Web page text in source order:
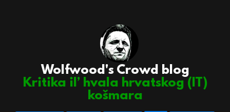
Wolfwood's Crowd blog
Kritika il’ hvala hrvatskog (IT)
košmara